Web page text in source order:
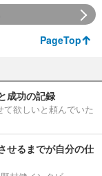
PageTop
成功の記録
欲しいと頼んでいた
せるまでが自分の仕